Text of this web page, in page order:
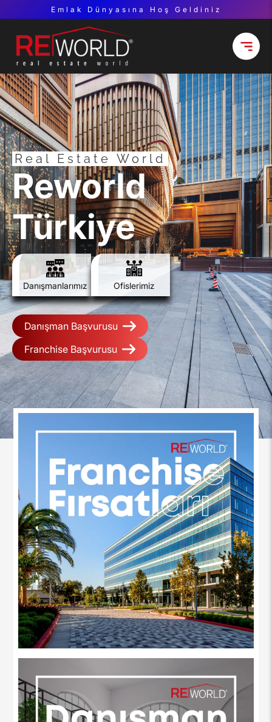
Emlak Dünyasına Hoş Geldiniz
Real Estate World
Reworld
Türkiye
Danışmanlarımız Ofislerimiz
Danışman Başvurusu
Franchise Başvurusu